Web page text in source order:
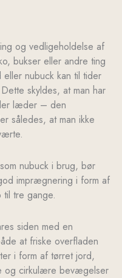
og vedligeholdelse af
bukser eller andre ting
eller nubuck kan til tider
skyldes, at man har
læder – den
således, at man ikke
nubuck i brug, bør
imprægnering i form af
tre gange.
siden med en
at friske overfladen
i form af tørret jord,
og cirkulære bevægelser